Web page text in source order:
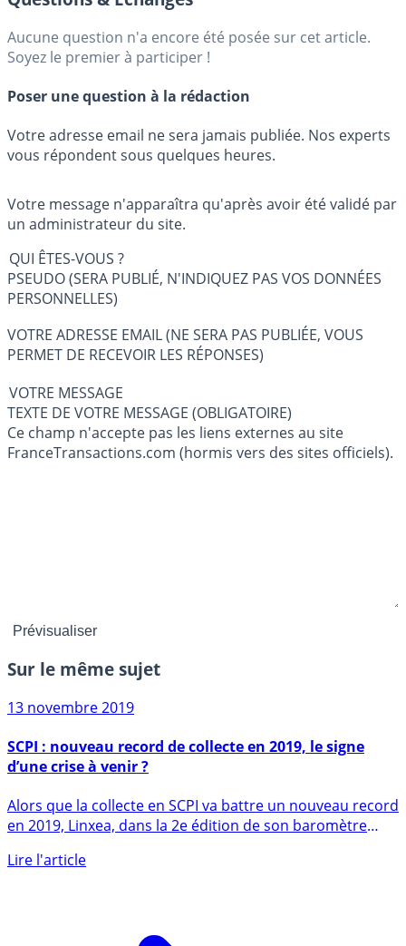
Aucune question n'a encore été posée sur cet article.
Soyez le premier à participer !
Poser une question à la rédaction
Votre adresse email ne sera jamais publiée. Nos experts
vous répondent sous quelques heures.
Votre message n'apparaîtra qu'après avoir été validé par
un administrateur du site.
QUI ÊTES-VOUS ?
PSEUDO (SERA PUBLIÉ, N'INDIQUEZ PAS VOS DONNÉES
PERSONNELLES)
VOTRE ADRESSE EMAIL (NE SERA PAS PUBLIÉE, VOUS
PERMET DE RECEVOIR LES RÉPONSES)
VOTRE MESSAGE
TEXTE DE VOTRE MESSAGE (OBLIGATOIRE)
Ce champ n'accepte pas les liens externes au site
FranceTransactions.com (hormis vers des sites officiels).
Sur le même sujet
SCPI : nouveau record de collecte en 2019, le signe
Alors que la collecte en SCPI va battre un nouveau record
en 2019, Linxea, dans la 2e édition de son baromètre
sur (...)